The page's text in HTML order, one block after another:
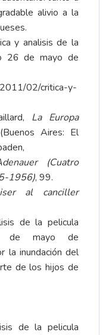
alivio a la
y analisis de la
26 de mayo de
02/critica-y-
La Europa
(Buenos Aires: El
(Cuatro
1956), 99.
al canciller
de la pelicula
de mayo de
la inundación del
de los hijos de
de la pelicula